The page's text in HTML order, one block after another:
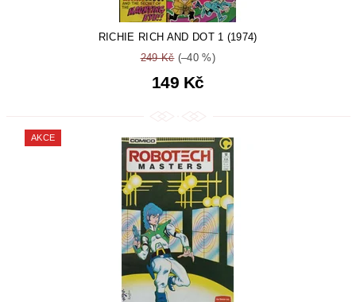
RICHIE RICH AND DOT 1 (1974)
249 Kč(–40 %)
149 Kč
AKCE